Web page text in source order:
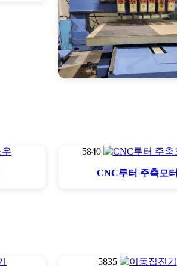
5840
CNC루터 주축모터
5835